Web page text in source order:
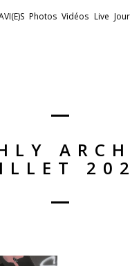
Photos Vidéos Live